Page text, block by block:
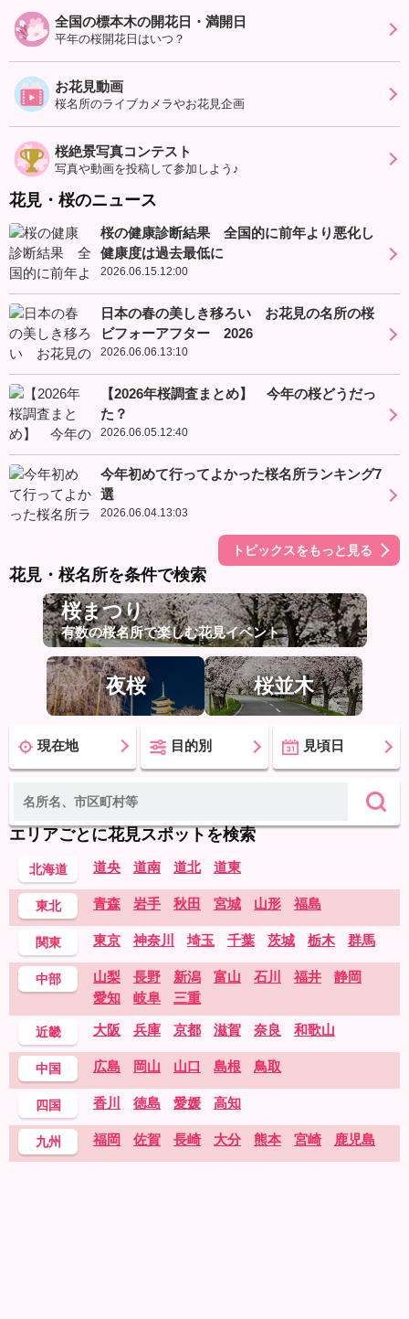
全国の標本木の開花日・満開日
平年の桜開花日はいつ？
お花見動画
桜名所のライブカメラやお花見企画
桜絶景写真コンテスト
写真や動画を投稿して参加しよう♪
花見・桜のニュース
桜の健康診断結果 全国的に前年より悪化し
健康度は過去最低に
2026.06.15.12:00
日本の春の美しき移ろい お花見の名所の桜
ビフォーアフター 2026
2026.06.06.13:10
【2026年桜調査まとめ】 今年の桜どうだっ
た？
2026.06.05.12:40
今年初めて行ってよかった桜名所ランキング7
選
2026.06.04.13:03
トピックスをもっと見る
花見・桜名所を条件で検索
桜まつり
有数の桜名所で楽しむ花見イベント
夜桜 桜並木
現在地 目的別 見頃日
エリアごとに花見スポットを検索
北海道 道央 道南 道北 道東
東北 青森 岩手 秋田 宮城 山形 福島
関東 東京 神奈川 埼玉 千葉 茨城 栃木 群馬
中部 山梨 長野 新潟 富山 石川 福井
静岡
愛知
岐阜 三重
近畿 大阪 兵庫 京都 滋賀 奈良 和歌山
中国 広島 岡山 山口 島根 鳥取
四国 香川 徳島 愛媛 高知
九州 福岡 佐賀 長崎 大分 熊本 宮崎 鹿児島